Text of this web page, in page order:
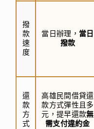
撥
款
速
度
當日辦理， 當日
撥款
還
款
方
式
高雄民間借貸還
款方式彈性且多
元，提早還款無
需支付違約金